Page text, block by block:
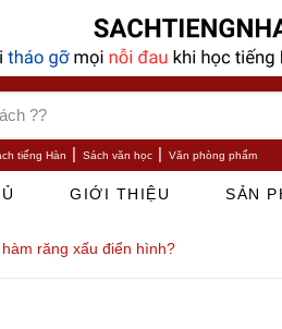
tiếng Hàn | Sách văn học | Văn phòng phẩm
GIỚI THIỆU SẢN
răng xấu điển hình?